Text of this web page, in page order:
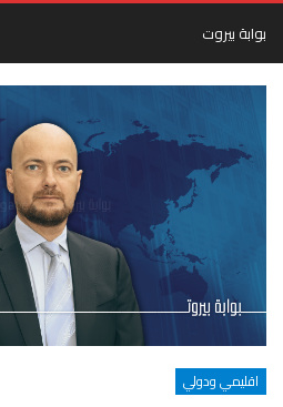
بوابة بيروت
اقليمي ودولي